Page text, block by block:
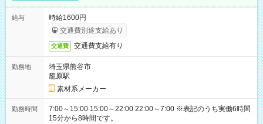
給与
時給1600円
交通費別途支給あり
交通費 交通費支給有り
勤務地
埼玉県熊谷市
籠原駅
素材系メーカー
勤務時間
7:00～15:00 15:00～22:00 22:00～7:00 ※表記のうち実働6時間
15分から8時間です。